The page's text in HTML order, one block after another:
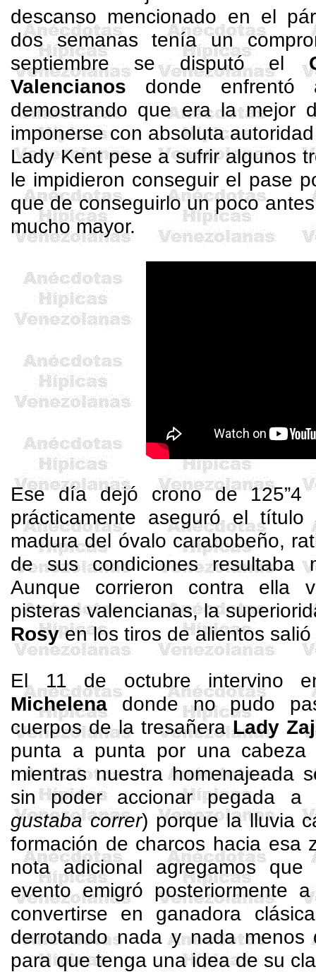
descanso mencionado en el
dos semanas tenía un
septiembre se disputó el
Valencianos donde enfrentó
demostrando que era la mejor
imponerse con absoluta
Lady Kent pese a sufrir algunos
le impidieron conseguir el pase
que de conseguirlo un poco
mucho mayor.
Ese día dejó crono de 125”4
prácticamente aseguró el
madura del óvalo carabobeño,
de sus condiciones resultaba
Aunque corrieron contra ella
pisteras valencianas, la
Rosyen los tiros de alientos
El 11 de octubre intervino
Michelenadonde no pudo
cuerpos de latresañera Lady
punta a punta por una cabeza
mientras nuestra homenajeada
sin poder accionar pegada
gustaba correr) porque la lluvia
formación de charcos hacia esa
nota adicional agregamos
evento emigró posteriormente
convertirse en ganadora
derrotando nada y nada
para que tenga una idea de su